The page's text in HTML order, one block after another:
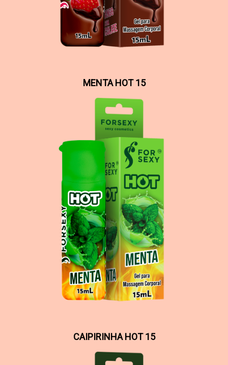
MENTA HOT 15
CAIPIRINHA HOT 15